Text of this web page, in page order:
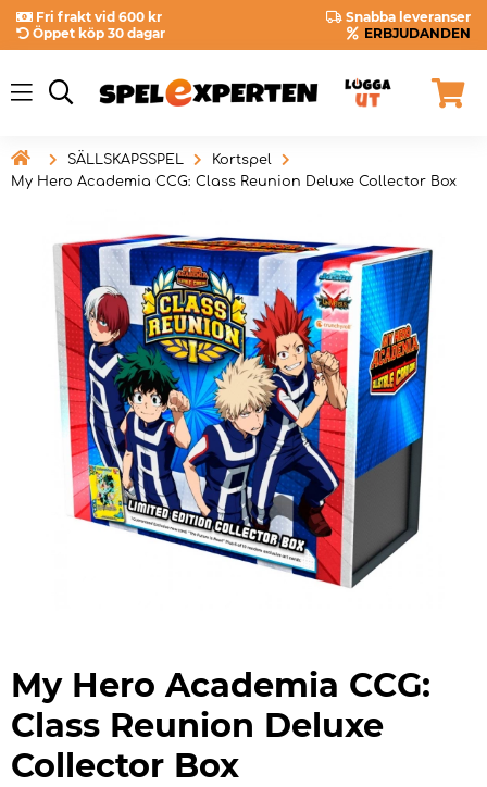
Fri frakt vid 600 kr
Snabba leveranser
Öppet köp 30 dagar
ERBJUDANDEN
 SÄLLSKAPSSPEL
Kortspel
My Hero Academia CCG: Class Reunion Deluxe Collector Box
My Hero Academia CCG:
Class Reunion Deluxe
Collector Box